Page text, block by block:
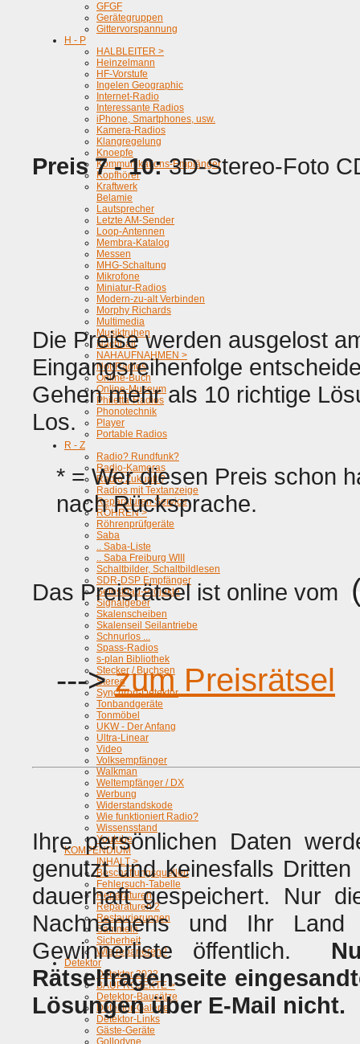
GFGF
Gerätegruppen
Gittervorspannung
H - P
HALBLEITER >
Heinzelmann
HF-Vorstufe
Ingelen Geographic
Internet-Radio
Interessante Radios
iPhone, Smartphones, usw.
Kamera-Radios
Klangregelung
Knoepfe
Kommunikations-Empfänger
Kopfhörer
Kraftwerk
Belamie
Lautsprecher
Letzte AM-Sender
Loop-Antennen
Membra-Katalog
Messen
MHG-Schaltung
Mikrofone
Miniatur-Radios
Modern-zu-alt Verbinden
Morphy Richards
Multimedia
Musiktruhen
Nachhall
NAHAUFNAHMEN >
Not-Radios
Online-Buch
Online-Museum
Philetta-Radios
Phonotechnik
Player
Portable Radios
R - Z
Radio? Rundfunk?
Radio-Kameras
Radio Zukunft ?
Radios mit Textanzeige
Reparaturen Service
RÖHREN >
Röhrenprüfgeräte
Saba
.. Saba-Liste
.. Saba Freiburg WIII
Schaltbilder, Schaltbildlesen
SDR-DSP Empfänger
Selbstbau-Projekte
Signalgeber
Skalenscheiben
Skalenseil Seilantriebe
Schnurlos ...
Spass-Radios
s-plan Bibliothek
Stecker / Buchsen
Stereo
Synchron-Detektor
Tonbandgeräte
Tonmöbel
UKW - Der Anfang
Ultra-Linear
Video
Volksempfänger
Walkman
Weltempfänger / DX
Werbung
Widerstandskode
Wie funktioniert Radio?
Wissensstand
Youtube
KOMPENDIUM
INHALT >
Beschaffungsquellen
Fehlersuch-Tabelle
Reparaturen
Reparaturen 2
Restaurierungen
Sammeln
Sicherheit
Wie reparieren?
Detektor
Detektor 2022
BAUPROJEKTE >
Detektor-Bausätze
Detektor-Galerie
Detektor-Links
Gäste-Geräte
Gollodyne
Preis 7 - 10:3D-Stereo-Foto
Die Preise werden ausgelost
Eingangsreihenfolge
Gehen mehr als 10 richtige
Los.
* = Wer diesen Preis schon
nach Rücksprache.
Das Preisrätsel ist online vom
--->zum Preisrätsel
Ihre persönlichen Daten
genutzt und keinesfalls
dauerhaft gespeichert. Nur
Nachnamens und Ihr
Gewinnerliste öffentlich.
Rätselfragenseite
Lösungen über E-Mail nicht.